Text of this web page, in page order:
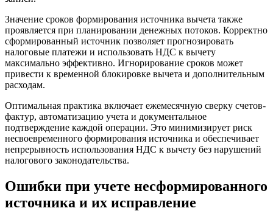
Значение сроков формирования источника вычета также
проявляется при планировании денежных потоков. Корректно
сформированный источник позволяет прогнозировать
налоговые платежи и использовать НДС к вычету
максимально эффективно. Игнорирование сроков может
привести к временной блокировке вычета и дополнительным
расходам.
Оптимальная практика включает ежемесячную сверку счетов-
фактур, автоматизацию учета и документальное
подтверждение каждой операции. Это минимизирует риск
несвоевременного формирования источника и обеспечивает
непрерывность использования НДС к вычету без нарушений
налогового законодательства.
Ошибки при учете несформированного
источника и их исправление